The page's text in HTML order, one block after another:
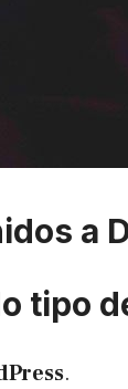
a
tipo
.